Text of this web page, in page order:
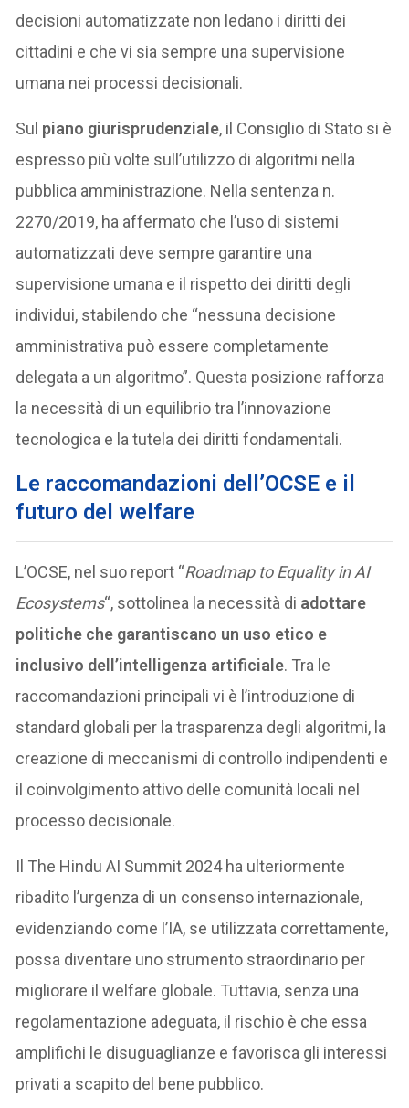
decisioni automatizzate non ledano i diritti dei
cittadini e che vi sia sempre una supervisione
umana nei processi decisionali.
Sul piano giurisprudenziale, il Consiglio di Stato si è
espresso più volte sull’utilizzo di algoritmi nella
pubblica amministrazione. Nella sentenza n.
2270/2019, ha affermato che l’uso di sistemi
automatizzati deve sempre garantire una
supervisione umana e il rispetto dei diritti degli
individui, stabilendo che “nessuna decisione
amministrativa può essere completamente
delegata a un algoritmo”. Questa posizione rafforza
la necessità di un equilibrio tra l’innovazione
tecnologica e la tutela dei diritti fondamentali.
Le raccomandazioni dell’OCSE e il
futuro del welfare
L’OCSE, nel suo report “Roadmap to Equality in AI
Ecosystems“, sottolinea la necessità di adottare
politiche che garantiscano un uso etico e
inclusivo dell’intelligenza artificiale. Tra le
raccomandazioni principali vi è l’introduzione di
standard globali per la trasparenza degli algoritmi, la
creazione di meccanismi di controllo indipendenti e
il coinvolgimento attivo delle comunità locali nel
processo decisionale.
Il The Hindu AI Summit 2024 ha ulteriormente
ribadito l’urgenza di un consenso internazionale,
evidenziando come l’IA, se utilizzata correttamente,
possa diventare uno strumento straordinario per
migliorare il welfare globale. Tuttavia, senza una
regolamentazione adeguata, il rischio è che essa
amplifichi le disuguaglianze e favorisca gli interessi
privati a scapito del bene pubblico.